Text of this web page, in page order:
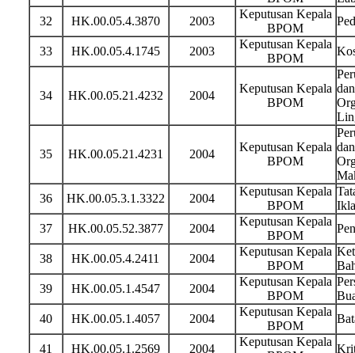
32
HK.00.05.4.3870 2003
Keputusan Kepala
BPOM
33 HK.00.05.4.1745 2003
Keputusan Kepala
BPOM
34 HK.00.05.21.4232 2004
Keputusan Kepala
BPOM
35 HK.00.05.21.4231 2004
Keputusan Kepala
BPOM
36
HK.00.05.3.1.3322 2004
Keputusan Kepala
BPOM
37
HK.00.05.52.3877 2004
Keputusan Kepala
BPOM
38 HK.00.05.4.2411 2004
Keputusan Kepala
BPOM
39
HK.00.05.1.4547 2004
Keputusan Kepala
BPOM
40
HK.00.05.1.4057 2004
Keputusan Kepala
BPOM
41 HK.00.05.1.2569 2004
Keputusan Kepala